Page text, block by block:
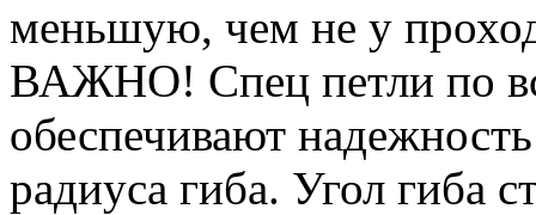
меньшую, чем не у
ВАЖНО! Спец петли по
обеспечивают
радиуса гиба. Угол гиба